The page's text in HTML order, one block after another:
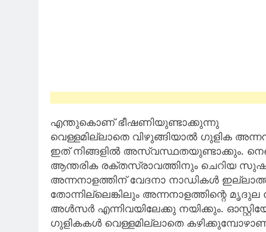
എന്തുകൊണ് ഭീഷണിയുണ്ടാക്കുന്നു
വെള്ളമില്ലാതെ വിഴുങ്ങിയാൽ ഗുളിക
ഇത് നിങ്ങളിൽ അസ്വസ്ഥതയുണ്ടാക്കും.
ആന്തരിക രക്തസ്രാവത്തിനും ചെറിയ
അന്നനാളത്തിന് വേദനാ നാഡികൾ
തോന്നില്ലെങ്കിലും അന്നനാളത്തിന്റെ
അൾസർ എന്നിവയിലേക്കു നയിക്കും.
ഗുളികകൾ വെള്ളമില്ലാതെ